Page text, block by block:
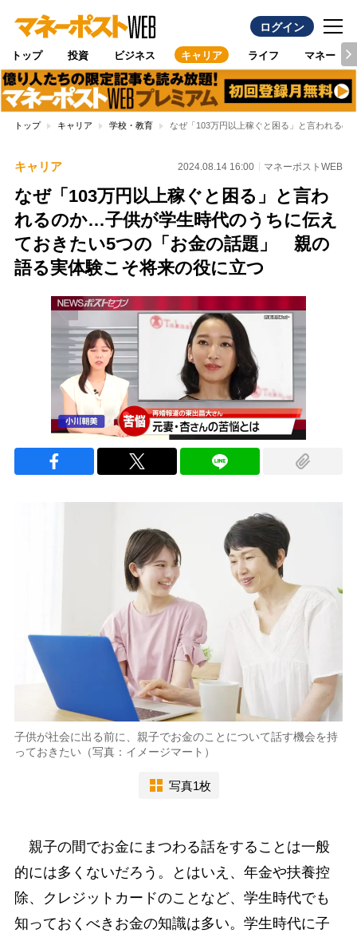
ログイン
トップ 投資 ビジネス キャリア ライフ マネー
トップ キャリア 学校・教育 なぜ「103万円以上稼ぐと困る」と言われる
キャリア 2024.08.14 16:00 マネーポストWEB
なぜ「103万円以上稼ぐと困る」と言わ
れるのか…子供が学生時代のうちに伝え
ておきたい5つの「お金の話題」 親の
語る実体験こそ将来の役に立つ
子供が社会に出る前に、親子でお金のことについて話す機会を持
っておきたい（写真：イメージマート）
写真1枚
親子の間でお金にまつわる話をすることは一般
的には多くないだろう。とはいえ、年金や扶養控
除、クレジットカードのことなど、学生時代でも
知っておくべきお金の知識は多い。学生時代に子